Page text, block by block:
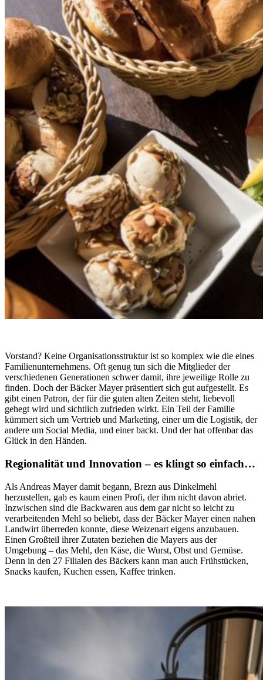
Vorstand? Keine Organisationsstruktur ist so komplex wie die eines
Familienunternehmens. Oft genug tun sich die Mitglieder der
verschiedenen Generationen schwer damit, ihre jeweilige Rolle zu
finden. Doch der Bäcker Mayer präsentiert sich gut aufgestellt. Es
gibt einen Patron, der für die guten alten Zeiten steht, liebevoll
gehegt wird und sichtlich zufrieden wirkt. Ein Teil der Familie
kümmert sich um Vertrieb und Marketing, einer um die Logistik, der
andere um Social Media, und einer backt. Und der hat offenbar das
Glück in den Händen.
Regionalität und Innovation – es klingt so einfach…
Als Andreas Mayer damit begann, Brezn aus Dinkelmehl
herzustellen, gab es kaum einen Profi, der ihm nicht davon abriet.
Inzwischen sind die Backwaren aus dem gar nicht so leicht zu
verarbeitenden Mehl so beliebt, dass der Bäcker Mayer einen nahen
Landwirt überreden konnte, diese Weizenart eigens anzubauen.
Einen Großteil ihrer Zutaten beziehen die Mayers aus der
Umgebung – das Mehl, den Käse, die Wurst, Obst und Gemüse.
Denn in den 27 Filialen des Bäckers kann man auch Frühstücken,
Snacks kaufen, Kuchen essen, Kaffee trinken.